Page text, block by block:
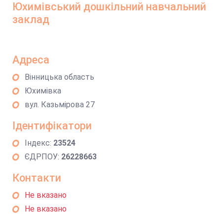
Юхимівський дошкільний навчальний
заклад
Адреса
Вінницька область
Юхимівка
вул. Казьмірова 27
Ідентифікатори
Індекс: 23524
ЄДРПОУ: 26228663
Контакти
Не вказано
Не вказано